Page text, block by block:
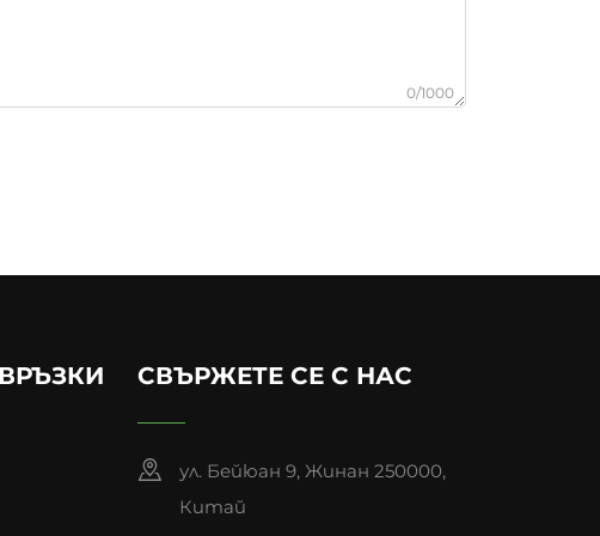
0/1000
СВЪРЖЕТЕ СЕ С НАС
ул. Бейюан 9, Жинан 250000,
Китай